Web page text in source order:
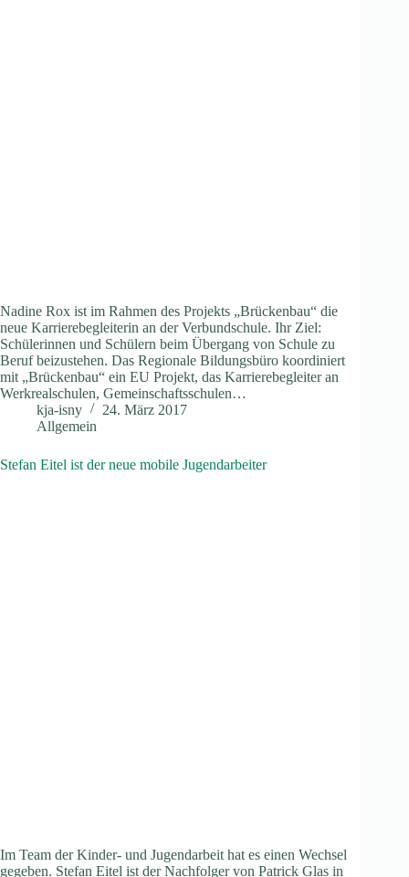
Nadine Rox ist im Rahmen des Projekts „Brückenbau“ die
neue Karrierebegleiterin an der Verbundschule. Ihr Ziel:
Schülerinnen und Schülern beim Übergang von Schule zu
Beruf beizustehen. Das Regionale Bildungsbüro koordiniert
mit „Brückenbau“ ein EU Projekt, das Karrierebegleiter an
Werkrealschulen, Gemeinschaftsschulen…
kja-isny
24. März 2017
Allgemein
Stefan Eitel ist der neue mobile Jugendarbeiter
Im Team der Kinder- und Jugendarbeit hat es einen Wechsel
gegeben. Stefan Eitel ist der Nachfolger von Patrick Glas in